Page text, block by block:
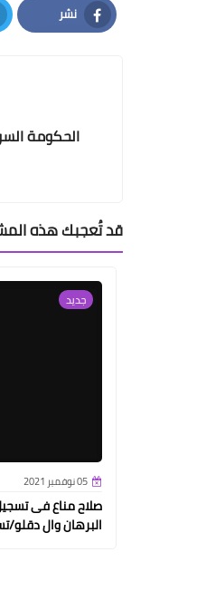
نشر
Facebook
الحكومة
قد تُعجبك هذه
جديد
05 نوفمبر 2021
صلاح مناع فى
البرهان وال